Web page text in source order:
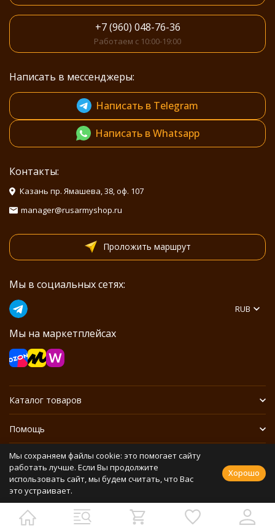
+7 (960) 048-76-36
Работаем с 10:00-19:00
Написать в мессенджеры:
Написать в Telegram
Написать в Whatsapp
Контакты:
Казань пр. Ямашева, 38, оф. 107
manager@rusarmyshop.ru
Проложить маршрут
Мы в социальных сетях:
Мы на маркетплейсах
RUB
Каталог товаров
Помощь
Информация
Политика персональных данных
Разработано в
bodysite.ru Webasyst —
Мы сохраняем файлы cookie: это помогает сайту
работать лучше. Если Вы продолжите
использовать сайт, мы будем считать, что Вас
это устраивает.
Хорошо